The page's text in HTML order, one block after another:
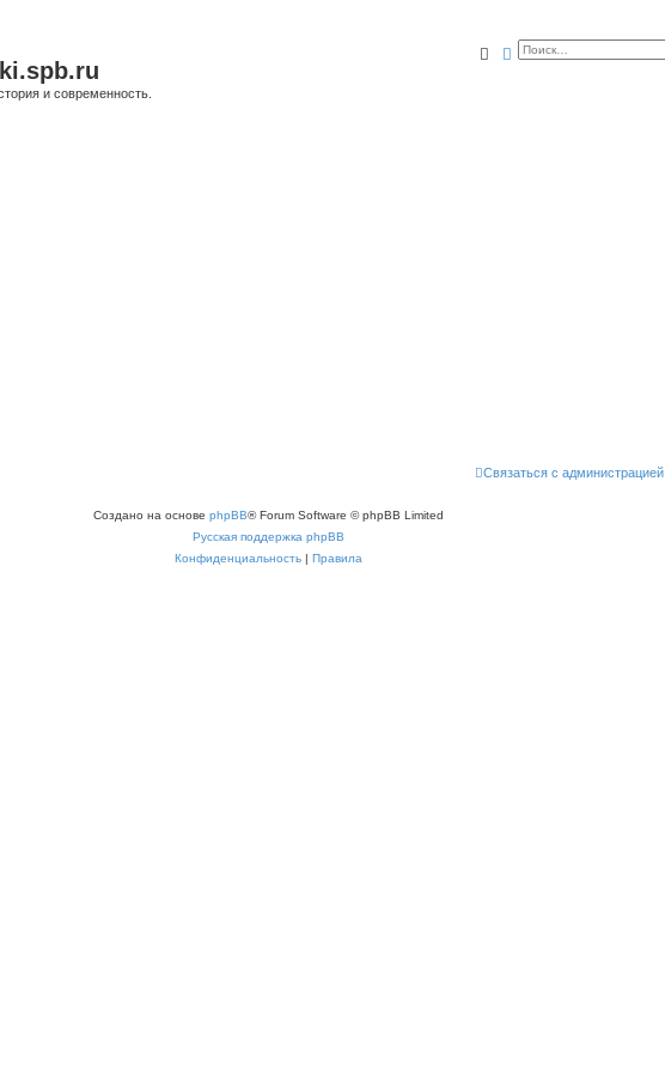
и современность.
ПоискРасширенный поиск
Связаться с администрацией
Создано на основе phpBB® Forum Software © phpBB Limited
Русская поддержка phpBB
Конфиденциальность| Правила